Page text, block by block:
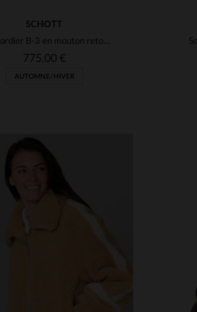
DISPONIBLES
SCHOTT
Bombardier B-3 en mouton retourné beige, chaud et élégant, par Schott.
775,00 €
AUTOMNE/HIVER